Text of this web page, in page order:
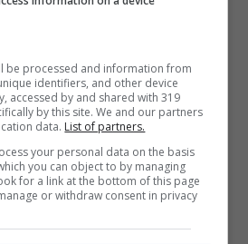
gli aumenti da gennaio 2025
be processed and information from
identifiers, and other device
accessed by and shared with 319
by this site. We and our partners
data. List of partners.
your personal data on the basis
you can object to by managing
for a link at the bottom of this page
or withdraw consent in privacy